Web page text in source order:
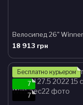
18 913 грн
Подарок
Бесплатно курьером
7
7